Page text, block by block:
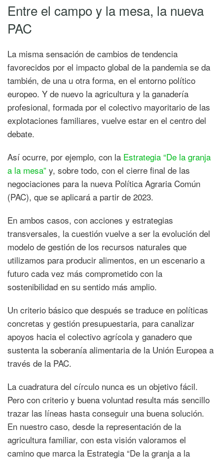
Entre el campo y la mesa, la nueva
PAC
La misma sensación de cambios de tendencia
favorecidos por el impacto global de la pandemia se da
también, de una u otra forma, en el entorno político
europeo. Y de nuevo la agricultura y la ganadería
profesional, formada por el colectivo mayoritario de las
explotaciones familiares, vuelve estar en el centro del
debate.
Así ocurre, por ejemplo, con la Estrategia “De la granja
a la mesa” y, sobre todo, con el cierre final de las
negociaciones para la nueva Política Agraria Común
(PAC), que se aplicará a partir de 2023.
En ambos casos, con acciones y estrategias
transversales, la cuestión vuelve a ser la evolución del
modelo de gestión de los recursos naturales que
utilizamos para producir alimentos, en un escenario a
futuro cada vez más comprometido con la
sostenibilidad en su sentido más amplio.
Un criterio básico que después se traduce en políticas
concretas y gestión presupuestaria, para canalizar
apoyos hacia el colectivo agrícola y ganadero que
sustenta la soberanía alimentaria de la Unión Europea a
través de la PAC.
La cuadratura del círculo nunca es un objetivo fácil.
Pero con criterio y buena voluntad resulta más sencillo
trazar las líneas hasta conseguir una buena solución.
En nuestro caso, desde la representación de la
agricultura familiar, con esta visión valoramos el
camino que marca la Estrategia “De la granja a la